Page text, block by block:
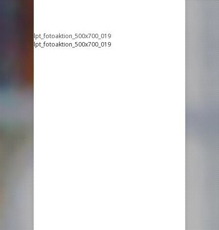
lpt_fotoaktion_500x700_019
lpt_fotoaktion_500x700_019